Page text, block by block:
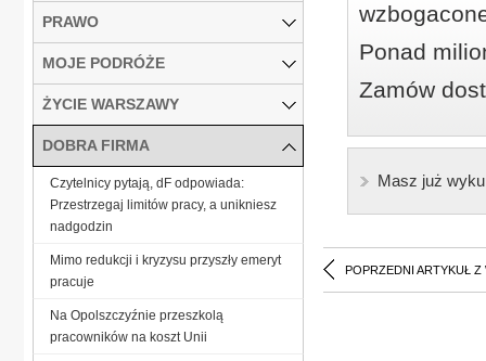
Ponad
Zamów
Masz już
POPRZEDNI ARTYKUŁ Z
PRAWO
MOJE PODRÓŻE
ŻYCIE WARSZAWY
DOBRA FIRMA
Czytelnicy pytają, dF odpowiada:
Przestrzegaj limitów pracy, a unikniesz
nadgodzin
Mimo redukcji i kryzysu przyszły emeryt
pracuje
Na Opolszczyźnie przeszkolą
pracowników na koszt Unii